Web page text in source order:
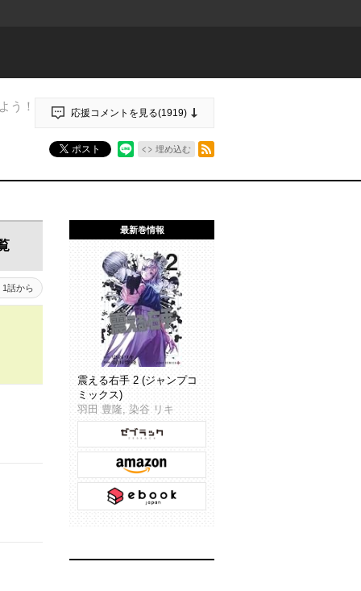
う！ 応援コメントを見る(1919)
ポスト 埋め込む
1話から
最新巻情報
震える右手 2 (ジャンプコ
ミックス)
羽田 豊隆, 染谷 リキ